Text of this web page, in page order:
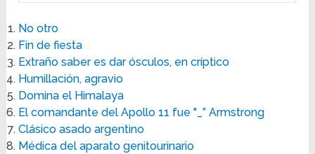
No otro
Fin de fiesta
Extraño saber es dar ósculos, en críptico
Humillación, agravio
Domina el Himalaya
El comandante del Apollo 11 fue "_” Armstrong
Clásico asado argentino
Médica del aparato genitourinario